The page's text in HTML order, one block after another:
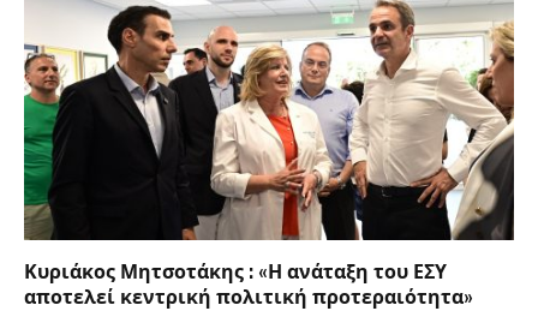
Κυριάκος Μητσοτάκης : «Η ανάταξη του ΕΣΥ
αποτελεί κεντρική πολιτική προτεραιότητα»